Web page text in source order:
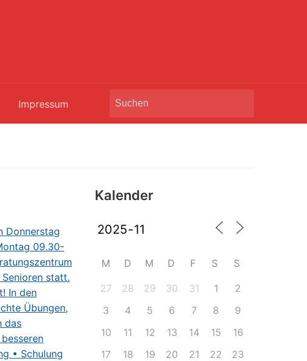
Impressum
Search
Kalender
M D M D F S S
27 28 29 30 31 1
2
3
4 5 6 7 8
9
10
11 12 13 14 15
16
17
18 19 20 21 22
23